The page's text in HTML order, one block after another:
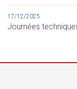
17/12/2025
Journées